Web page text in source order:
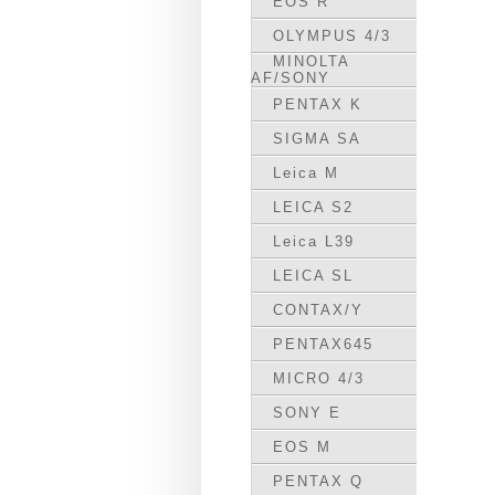
OLYMPUS 4/3
MINOLTA
AF/SONY
PENTAX K
SIGMA SA
Leica M
LEICA S2
Leica L39
LEICA SL
CONTAX/Y
PENTAX645
MICRO 4/3
SONY E
EOS M
PENTAX Q